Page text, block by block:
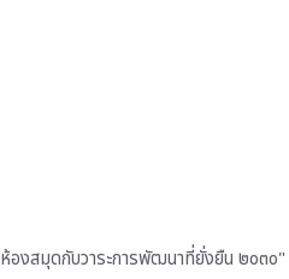
องสมุดกับวาระการพัฒนาที่ยั่งยืน ๒๐๓๐"